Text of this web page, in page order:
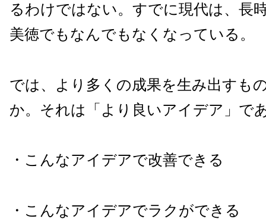
るわけではない。すでに現代は、長
美徳でもなんでもなくなっている。
では、より多くの成果を生み出すも
か。それは「より良いアイデア」で
・こんなアイデアで改善できる
・こんなアイデアでラクができる